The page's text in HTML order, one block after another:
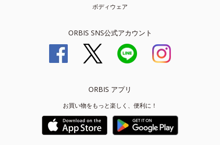
ボディウェア
ORBIS SNS公式アカウント
ORBIS アプリ
お買い物をもっと楽しく、便利に！